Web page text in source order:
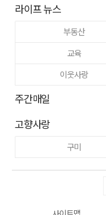
라이프 뉴스
부동산
교육
이웃사랑
주간매일
고향사랑
구미